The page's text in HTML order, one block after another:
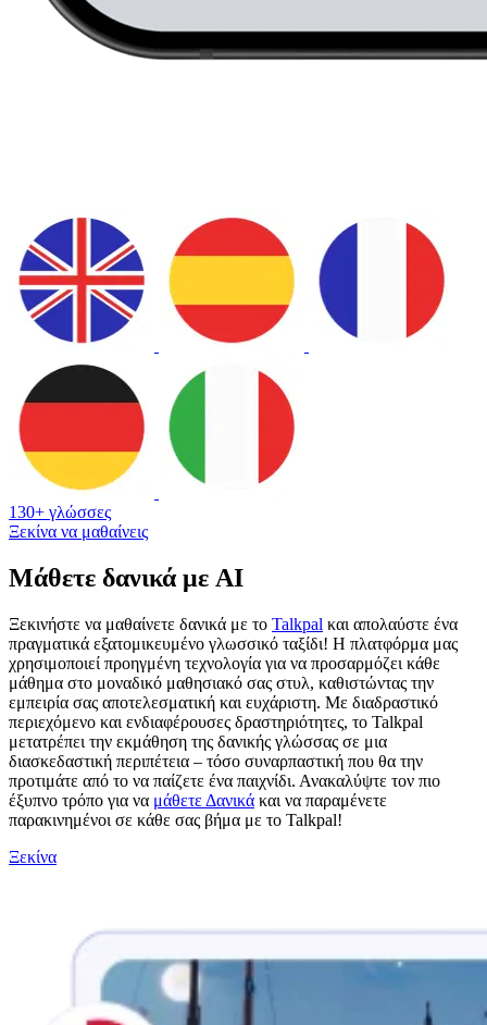
130+ γλώσσες
Ξεκίνα να μαθαίνεις
Μάθετε δανικά με AI
Ξεκινήστε να μαθαίνετε δανικά με το Talkpal και απολαύστε ένα
πραγματικά εξατομικευμένο γλωσσικό ταξίδι! Η πλατφόρμα μας
χρησιμοποιεί προηγμένη τεχνολογία για να προσαρμόζει κάθε
μάθημα στο μοναδικό μαθησιακό σας στυλ, καθιστώντας την
εμπειρία σας αποτελεσματική και ευχάριστη. Με διαδραστικό
περιεχόμενο και ενδιαφέρουσες δραστηριότητες, το Talkpal
μετατρέπει την εκμάθηση της δανικής γλώσσας σε μια
διασκεδαστική περιπέτεια – τόσο συναρπαστική που θα την
προτιμάτε από το να παίζετε ένα παιχνίδι. Ανακαλύψτε τον πιο
έξυπνο τρόπο για να μάθετε Δανικά και να παραμένετε
παρακινημένοι σε κάθε σας βήμα με το Talkpal!
Ξεκίνα